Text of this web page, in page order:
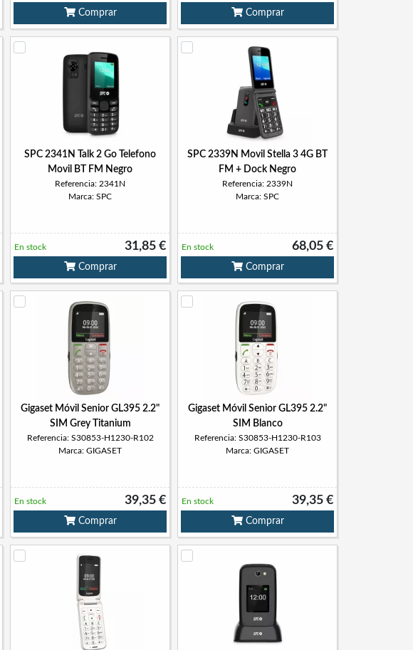
Comprar Comprar
SPC 2341N Talk 2 Go Telefono
Movil BT FM Negro
Referencia: 2341N
Marca: SPC
31,85 €
En stock
Comprar
SPC 2339N Movil Stella 3 4G BT
FM + Dock Negro
Referencia: 2339N
Marca: SPC
68,05 €
En stock
Comprar
Gigaset Móvil Senior GL395 2.2"
SIM Grey Titanium
Referencia: S30853-H1230-R102
Marca: GIGASET
39,35 €
En stock
Comprar
Gigaset Móvil Senior GL395 2.2"
SIM Blanco
Referencia: S30853-H1230-R103
Marca: GIGASET
39,35 €
En stock
Comprar